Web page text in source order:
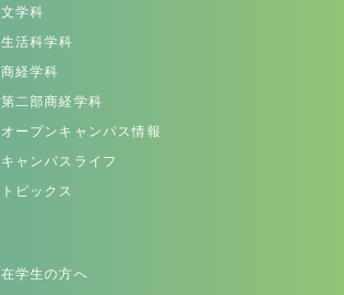
文学科
生活科学科
商経学科
第二部商経学科
オープンキャンパス情報
キャンパスライフ
トピックス
在学生の方へ